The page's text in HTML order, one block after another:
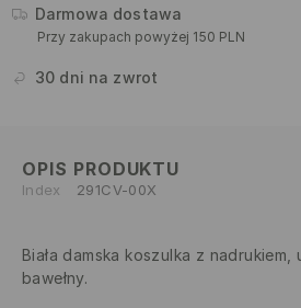
Darmowa dostawa
Przy zakupach powyżej 150 PLN
30 dni na zwrot
OPIS PRODUKTU
Index 291CV-00X
Biała damska koszulka z nadrukiem,
bawełny.